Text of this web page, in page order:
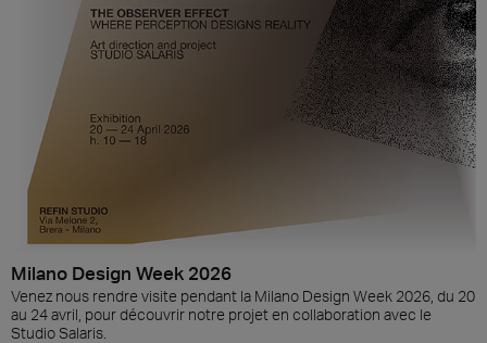
Milano Design Week 2026
Venez nous rendre visite pendant la Milano Design Week 2026, du 20
au 24 avril, pour découvrir notre projet en collaboration avec le
Studio Salaris.